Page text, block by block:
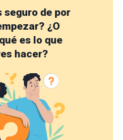
seguro de por
¿O
es lo que
hacer?